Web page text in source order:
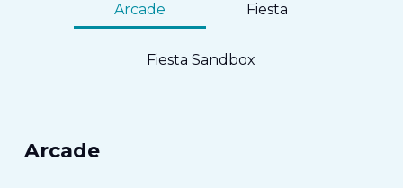
Arcade Fiesta
Fiesta Sandbox
Arcade